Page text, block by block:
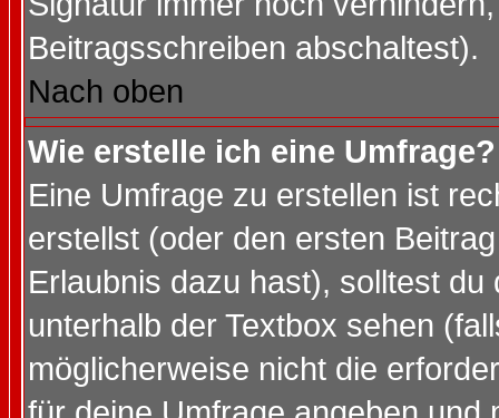
Beitragsschreiben abschaltest).
Nach oben
Wie erstelle ich eine Umfrage?
Eine Umfrage zu erstellen ist
erstellst (oder den ersten
Erlaubnis dazu hast), solltest
unterhalb der Textbox sehen
möglicherweise nicht die